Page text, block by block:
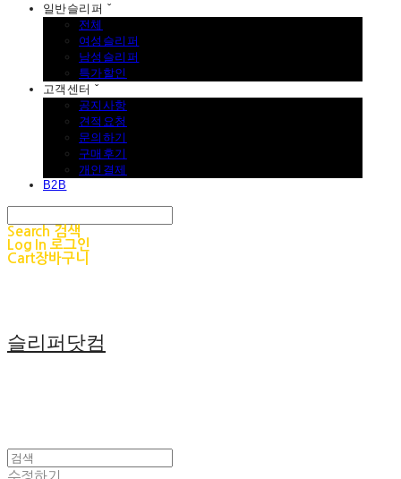
일반슬리퍼 ˇ
전체
여성슬리퍼
남성슬리퍼
특가할인
고객센터 ˇ
공지사항
견적요청
문의하기
구매후기
개인결제
B2B
Search 검색
Log In 로그인
Cart장바구니
슬리퍼닷컴